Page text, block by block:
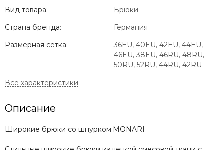
Вид товара:
Брюки
Страна бренда:
Германия
Размерная сетка:
36EU, 40EU, 42EU, 44EU,
46EU, 38EU, 46RU, 48RU,
50RU, 52RU, 44RU, 42RU
Описание
Широкие брюки со шнурком MONARI